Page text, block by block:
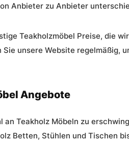
Anbieter zu Anbieter
Teakholzmöbel Preise, die
unsere Website regelmäßig,
Angebote
Teakholz Möbeln zu
Betten, Stühlen und Tischen